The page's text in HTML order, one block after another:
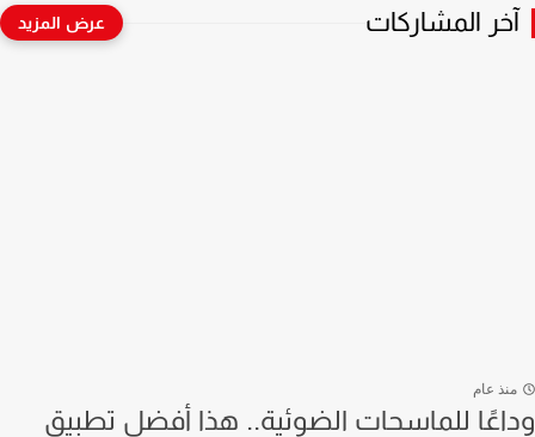
آخر المشاركات
منذ عام
وداعًا للماسحات الضوئية.. هذا أفضل تطبيق